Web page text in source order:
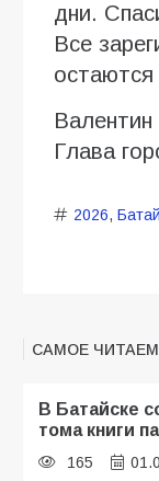
дни.
Все
Валентин
Глава
2026,
САМОЕ
В Батайске
тома книги
165